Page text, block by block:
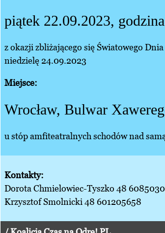
piątek 22.09.2023,
z okazji zbliżającego się Światowego
niedzielę 24.09.2023
Miejsce:
Wrocław, Bulwar
u stóp amfiteatralnych schodów nad
Kontakty:
Dorota Chmielowiec-Tyszko 48
Krzysztof Smolnicki 48 601205658